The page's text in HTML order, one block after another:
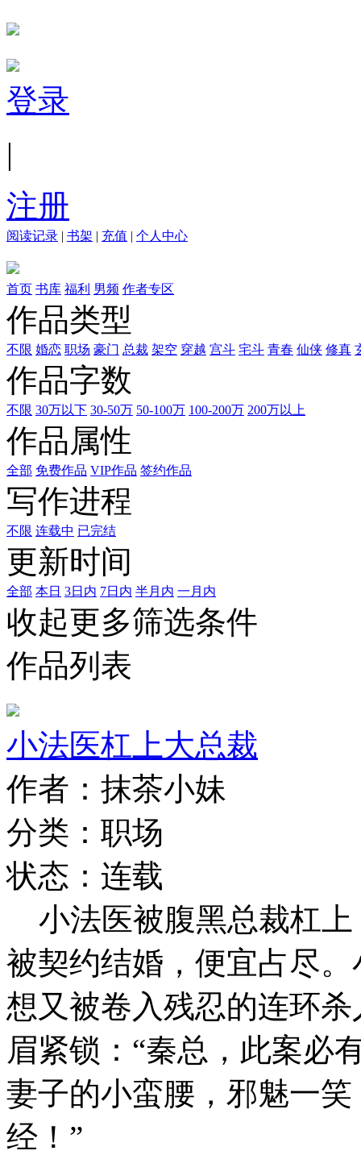
登录
|
注册
阅读记录 | 书架 | 充值 | 个人中心
首页 书库 福利 男频 作者专区
作品类型
不限 婚恋 职场 豪门 总裁 架空 穿越 宫斗 宅斗 青春 仙侠 修真
作品字数
不限 30万以下 30-50万 50-100万 100-200万 200万以上
作品属性
全部 免费作品 VIP作品 签约作品
写作进程
不限 连载中 已完结
更新时间
全部 本日 3日内 7日内 半月内 一月内
收起更多筛选条件
作品列表
小法医杠上大总裁
作者：抹茶小妹
分类：职场
状态：连载
小法医被腹黑总裁杠上
被契约结婚，便宜占尽
想又被卷入残忍的连环
眉紧锁：“秦总，此案必
妻子的小蛮腰，邪魅一
经！”